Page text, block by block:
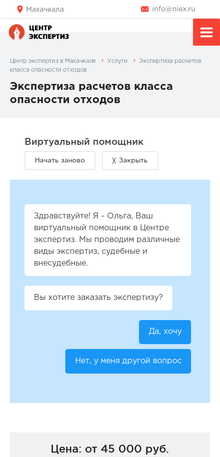
Махачкала info@niex.ru
Центр экспертиз в Махачкале Услуги
Экспертиза расчетов
класса опасности отходов
Экспертиза расчетов класса
опасности отходов
Здравствуйте! Я - Ольга, Ваш
виртуальный помощник в Центре
экспертиз. Мы проводим различные
виды экспертиз, судебные и
внесудебные.
Вы хотите заказать экспертизу?
Да, хочу
Нет, у меня другой вопрос
Цена: от 45 000 руб.